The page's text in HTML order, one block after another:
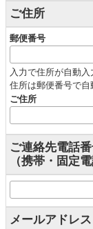
ご住所
郵便番号
入力で住所が自動入
住所は郵便番号で
ご住所
ご連絡先電話
（携帯・固定電
メールアドレス